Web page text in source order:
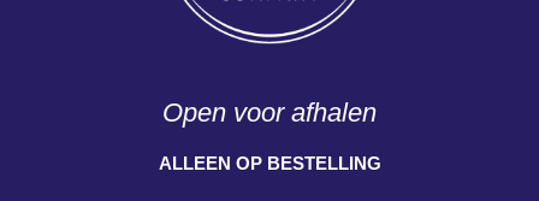
Open voor afhalen
ALLEEN OP BESTELLING